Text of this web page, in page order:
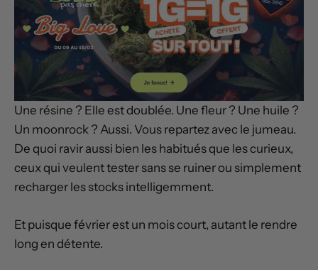
Une résine ? Elle est doublée. Une fleur ? Une huile ?
Un moonrock ? Aussi. Vous repartez avec le jumeau.
De quoi ravir aussi bien les habitués que les curieux,
ceux qui veulent tester sans se ruiner ou simplement
recharger les stocks intelligemment.
Et puisque février est un mois court, autant le rendre
long en détente.